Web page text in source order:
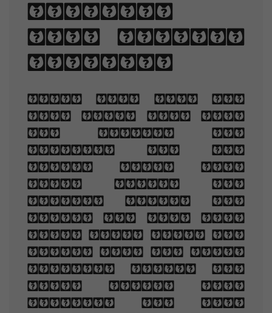
spacing,
and letter-
spacing.
When you are old
and grey and full
of sleep, And
nodding by the
fire, take down
this book, And
slowly read, and
dream of the soft
look Your eyes had
once, and of their
shadows deep; How
many loved your
moments of glad